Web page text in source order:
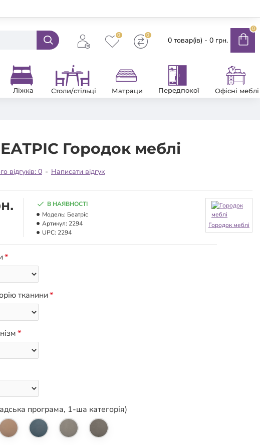
0 0
0 товар(ів) - 0 грн.
0
Ліжка Столи/стільці Матраци Передпокої Офісні меблі
Городок меблі
відгуків: 0 - Написати відгук
В НАЯВНОСТІ
Модель: Беатріс
Артикул: 2294
UPC: 2294
Городок меблі
тканини
програма, 1-ша категорія)